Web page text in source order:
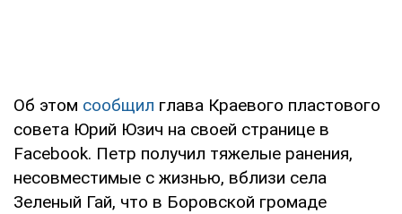
Об этом сообщил глава Краевого пластового
совета Юрий Юзич на своей странице в
Facebook. Петр получил тяжелые ранения,
несовместимые с жизнью, вблизи села
Зеленый Гай, что в Боровской громаде